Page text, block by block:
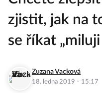
zjistit, jak na
se říkat „miluji
Zuzana Vacková
18. ledna 2019 · 15:17